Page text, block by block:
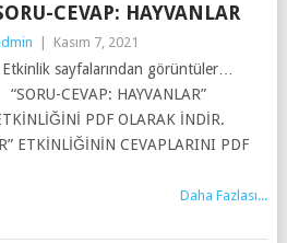
CEVAP: HAYVANLAR
Kasım 7, 2021
Etkinlik sayfalarından görüntüler…
“SORU-CEVAP: HAYVANLAR”
PDF OLARAK İNDİR.
ETKİNLİĞİNİN CEVAPLARINI PDF
Daha Fazlası...